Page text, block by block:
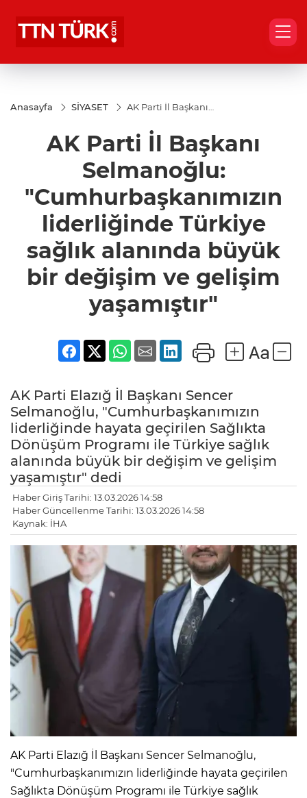
Anasayfa SİYASET
AK Parti İl Başkanı
"Cumhurbaşkanımızın
liderliğinde Türkiye
sağlık alanında büyük
bir değişim ve gelişim
yaşamıştır"
AK Parti İl Başkanı
Selmanoğlu:
"Cumhurbaşkanımızın
liderliğinde Türkiye
sağlık alanında büyük
bir değişim ve gelişim
yaşamıştır"
AK Parti Elazığ İl Başkanı Sencer
Selmanoğlu, "Cumhurbaşkanımızın
liderliğinde hayata geçirilen Sağlıkta
Dönüşüm Programı ile Türkiye sağlık
alanında büyük bir değişim ve gelişim
yaşamıştır" dedi
Haber Giriş Tarihi: 13.03.2026 14:58
Haber Güncellenme Tarihi: 13.03.2026 14:58
Kaynak: İHA
AK Parti Elazığ İl Başkanı Sencer Selmanoğlu,
"Cumhurbaşkanımızın liderliğinde hayata geçirilen
Sağlıkta Dönüşüm Programı ile Türkiye sağlık